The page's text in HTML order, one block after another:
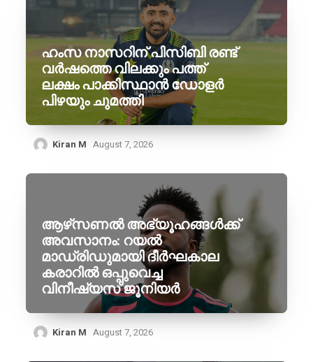
ഹംസ നാസറിന് പിസിബി രണ്ട്
വർഷത്തെ വിലക്കും പത്ത്
ലക്ഷം പാക്കിസ്ഥാൻ ഡോളർ
പിഴയും ചുമത്തി
Kiran M August 7, 2026
ആഴ്‌സണൽ അഭ്യൂഹങ്ങൾക്ക്
അവസാനം: റയൽ
മാഡ്രിഡുമായി ദീർഘകാല
കരാറിൽ ഒപ്പുവെച്ച
വിനീഷ്യസ് ജൂനിയർ
Kiran M August 7, 2026